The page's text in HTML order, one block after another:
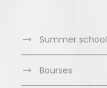
Summer school
Bourses